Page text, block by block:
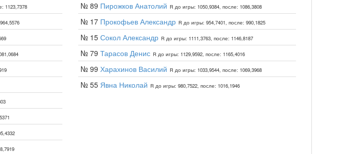
1123,7378 № 89 Пирожков Анатолий R до игры: 1050,9384, после: 1086,3808
№ 17 Прокофьев Александр R до игры: 954,7401, после: 990,1825
№ 15 Сокол Александр R до игры: 1111,3763, после: 1146,8187
№ 79 Тарасов Денис R до игры: 1129,9592, после: 1165,4016
№ 99 Харахинов Василий R до игры: 1033,9544, после: 1069,3968
№ 55 Явна Николай R до игры: 980,7522, после: 1016,1946